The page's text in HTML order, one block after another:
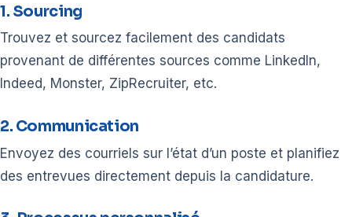
1. Sourcing
Trouvez et sourcez facilement des candidats
provenant de différentes sources comme LinkedIn,
Indeed, Monster, ZipRecruiter, etc.
2. Communication
Envoyez des courriels sur l’état d’un poste et planifiez
des entrevues directement depuis la candidature.